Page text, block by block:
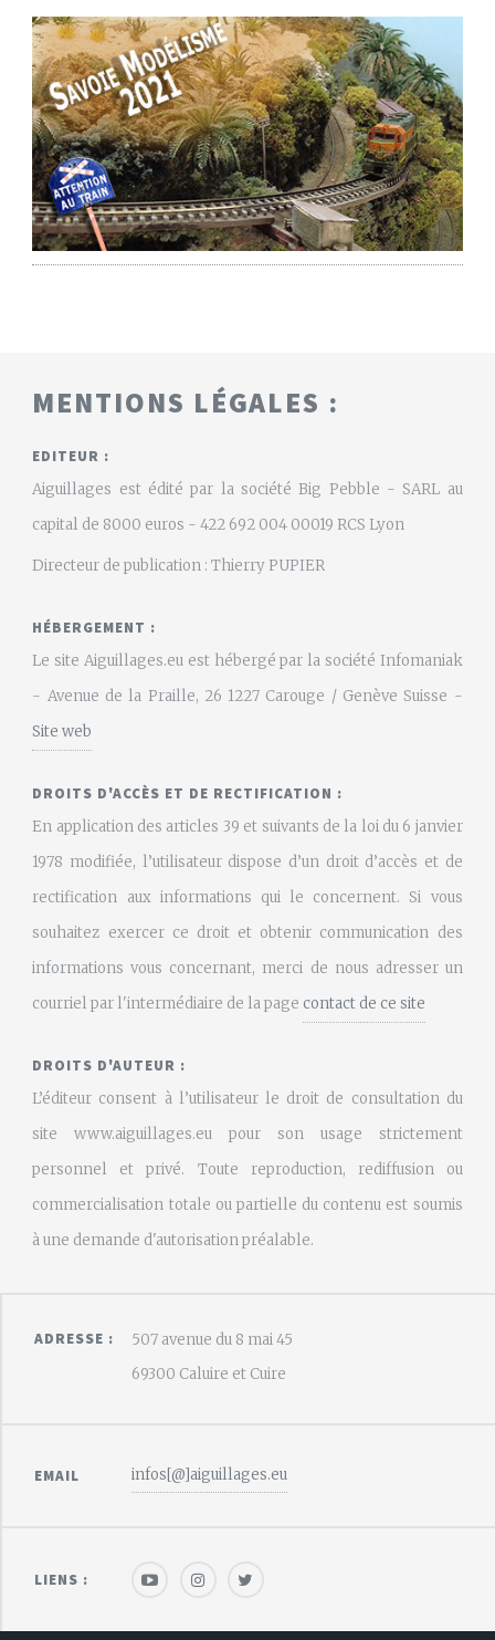
MENTIONS LÉGALES :
EDITEUR :
Aiguillages est édité par la société Big Pebble - SARL au
capital de 8000 euros - 422 692 004 00019 RCS Lyon
Directeur de publication : Thierry PUPIER
HÉBERGEMENT :
Le site Aiguillages.eu est hébergé par la société Infomaniak
- Avenue de la Praille, 26 1227 Carouge / Genève Suisse -
Site web
DROITS D'ACCÈS ET DE RECTIFICATION :
En application des articles 39 et suivants de la loi du 6 janvier
1978 modifiée, l’utilisateur dispose d’un droit d’accès et de
rectification aux informations qui le concernent. Si vous
souhaitez exercer ce droit et obtenir communication des
informations vous concernant, merci de nous adresser un
courriel par l'intermédiaire de la page contact de ce site
DROITS D'AUTEUR :
L’éditeur consent à l’utilisateur le droit de consultation du
site www.aiguillages.eu pour son usage strictement
personnel et privé. Toute reproduction, rediffusion ou
commercialisation totale ou partielle du contenu est soumis
à une demande d'autorisation préalable.
ADRESSE :
507 avenue du 8 mai 45
69300 Caluire et Cuire
EMAIL infos[@]aiguillages.eu
LIENS :